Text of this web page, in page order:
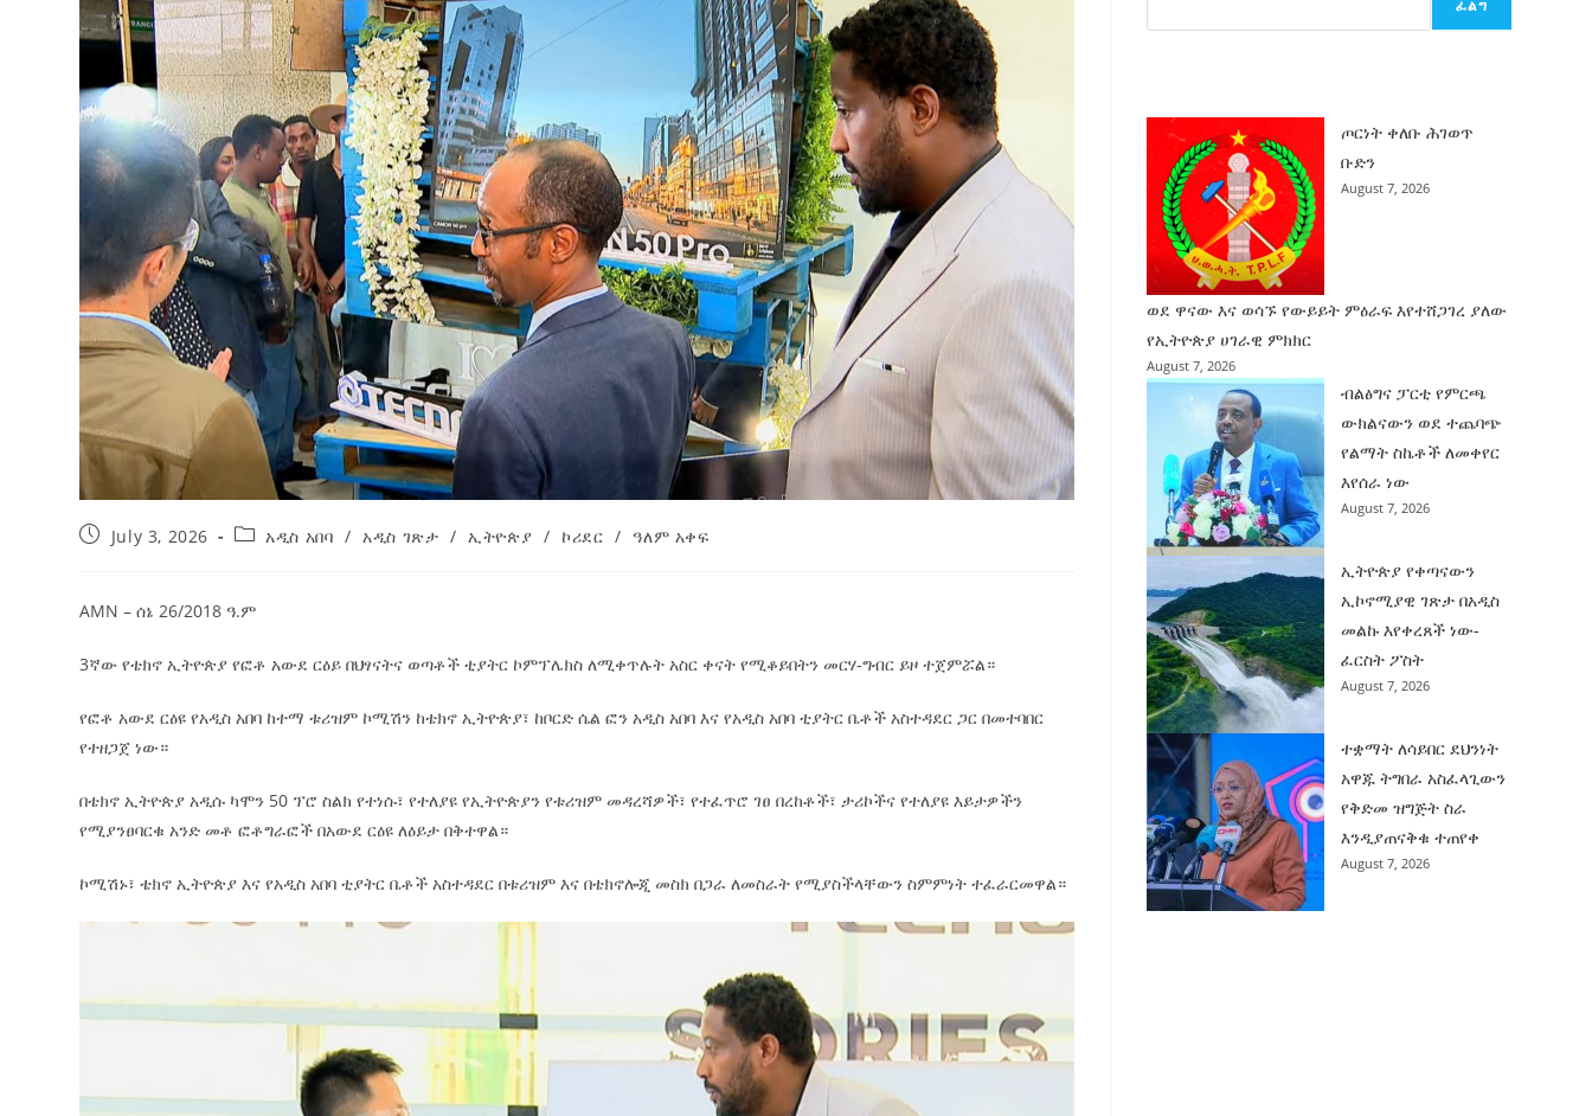
ብልፅግና ፓርቲ የምርጫ ውክልናውን ወደ
ተጨባጭ የልማት ስኬቶች ለመቀየር እየሰራ ነው
August 7, 2026
ኢትዮጵያ የቀጣናውን ኢኮኖሚያዊ ገጽታ በአዲስ
መልኩ እየቀረጸች ነው-ፈርስት ፖስት
August 7, 2026
2ኛው የአዲስ ሚዲያ ኔትዎርክ አመራሮች እና
ሠራተኞች ስፖርት ፌስቲቫል በቴሌቪዥን ዘርፍ
አሸናፊነት ተጠናቀቀ
August 1, 2026
ተቃውሞ የበዛበት የፊፋ አዲሱ እቅድ
July 30, 2026
አዲስ ሚዲያ ኔትዎርክ በይዘት ስራዎቹ የሀሰት
ትርክትን በማረም እና የወል ትርክትን በመገንባት
ሃላፊነቱን እየተወጣ ይገኛል
AmnAdmin October 17, 2025
July 3, 2026 አዲስ አበባ / አዲስ ገጽታ / ኢትዮጵያ / ኮሪደር / ዓለም አቀፍ
AMN – ሰኔ 26/2018 ዓ.ም
3ኛው የቴክኖ ኢትዮጵያ የፎቶ አውደ ርዕይ በህፃናትና ወጣቶች ቲያትር ኮምፕሌክስ ለሚቀጥሉት አስር ቀናት የሚቆይበትን መርሃ-ግብር ይዞ ተጀምሯል።
የፎቶ አውደ ርዕዩ የአዲስ አበባ ከተማ ቱሪዝም ኮሚሽን ከቴክኖ ኢትዮጵያ፣ ከቦርድ ሴል ፎን አዲስ አበባ እና የአዲስ አበባ ቲያትር ቤቶች አስተዳደር ጋር በመተባበር
የተዘጋጀ ነው።
በቴክኖ ኢትዮጵያ አዲሱ ካሞን 50 ፕሮ ስልክ የተነሱ፣ የተለያዩ የኢትዮጵያን የቱሪዝም መዳረሻዎች፣ የተፈጥሮ ገፀ በረከቶች፣ ታሪኮችና የተለያዩ እይታዎችን
የሚያንፀባርቁ አንድ መቶ ፎቶግራፎች በአውደ ርዕዩ ለዕይታ በቅተዋል።
ኮሚሽኑ፣ ቴክኖ ኢትዮጵያ እና የአዲስ አበባ ቲያትር ቤቶች አስተዳደር በቱሪዝም እና በቴክኖሎጂ መስክ በጋራ ለመስራት የሚያስችላቸውን ስምምነት ተፈራርመዋል።
ፈልግ
ጦርነት ቀለቡ ሕገወጥ
ቡድን
August 7, 2026
ወደ ዋናው እና ወሳኙ የውይይት ምዕራፍ እየተሸጋገረ ያለው
የኢትዮጵያ ሀገራዊ ምክክር
August 7, 2026
ብልፅግና ፓርቲ የምርጫ
ውክልናውን ወደ ተጨባጭ
የልማት ስኬቶች ለመቀየር
እየሰራ ነው
August 7, 2026
ኢትዮጵያ የቀጣናውን
ኢኮኖሚያዊ ገጽታ በአዲስ
መልኩ እየቀረጸች ነው-
ፈርስት ፖስት
August 7, 2026
ተቋማት ለሳይበር ደህንነት
አዋጁ ትግበራ አስፈላጊውን
የቅድመ ዝግጅት ስራ
እንዲያጠናቅቁ ተጠየቀ
August 7, 2026